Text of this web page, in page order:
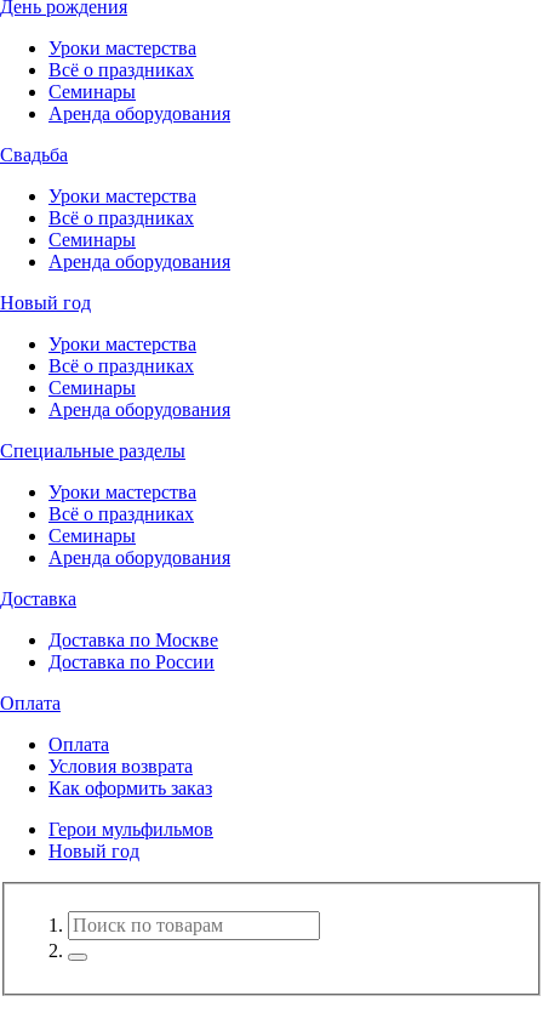
День рождения
Уроки мастерства
Всё о праздниках
Семинары
Аренда оборудования
Свадьба
Уроки мастерства
Всё о праздниках
Семинары
Аренда оборудования
Новый год
Уроки мастерства
Всё о праздниках
Семинары
Аренда оборудования
Специальные разделы
Уроки мастерства
Всё о праздниках
Семинары
Аренда оборудования
Доставка
Доставка по Москве
Доставка по России
Оплата
Оплата
Условия возврата
Как оформить заказ
Герои мульфильмов
Новый год